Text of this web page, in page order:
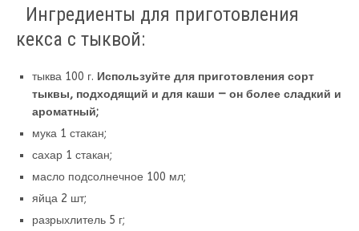
Ингредиенты для приготовления
кекса с тыквой:
тыква 100 г. Используйте для приготовления сорт
тыквы, подходящий и для каши — он более сладкий и
ароматный;
мука 1 стакан;
сахар 1 стакан;
масло подсолнечное 100 мл;
яйца 2 шт;
разрыхлитель 5 г;